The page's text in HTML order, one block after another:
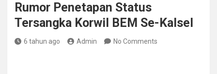
Rumor Penetapan Status
Tersangka Korwil BEM Se-Kalsel
6 tahun ago Admin No Comments